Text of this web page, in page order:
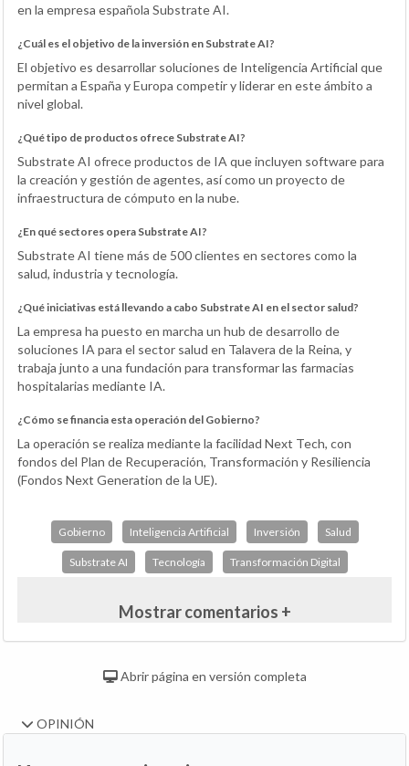
en la empresa española Substrate AI.
¿Cuál es el objetivo de la inversión en Substrate AI?
El objetivo es desarrollar soluciones de Inteligencia Artificial que
permitan a España y Europa competir y liderar en este ámbito a
nivel global.
¿Qué tipo de productos ofrece Substrate AI?
Substrate AI ofrece productos de IA que incluyen software para
la creación y gestión de agentes, así como un proyecto de
infraestructura de cómputo en la nube.
¿En qué sectores opera Substrate AI?
Substrate AI tiene más de 500 clientes en sectores como la
salud, industria y tecnología.
¿Qué iniciativas está llevando a cabo Substrate AI en el sector salud?
La empresa ha puesto en marcha un hub de desarrollo de
soluciones IA para el sector salud en Talavera de la Reina, y
trabaja junto a una fundación para transformar las farmacias
hospitalarias mediante IA.
¿Cómo se financia esta operación del Gobierno?
La operación se realiza mediante la facilidad Next Tech, con
fondos del Plan de Recuperación, Transformación y Resiliencia
(Fondos Next Generation de la UE).
Gobierno Inteligencia Artificial Inversión Salud
Substrate AI Tecnología Transformación Digital
Mostrar comentarios +
Abrir página en versión completa
OPINIÓN